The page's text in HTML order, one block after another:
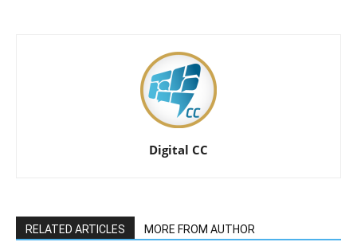
Digital CC
RELATED ARTICLES MORE FROM AUTHOR